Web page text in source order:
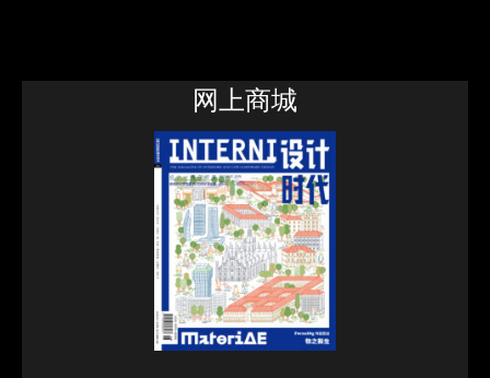
网上商城